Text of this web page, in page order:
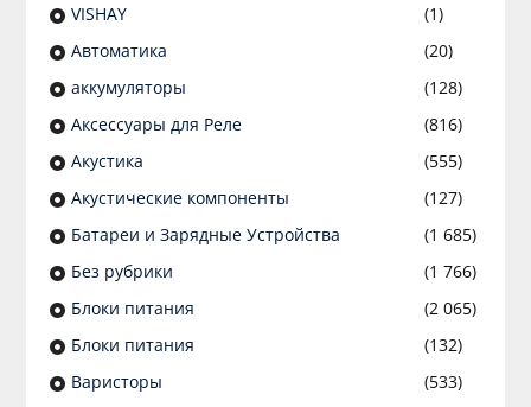
VISHAY
(1)
Автоматика
(20)
аккумуляторы
(128)
Аксессуары для Реле
(816)
Акустика
(555)
Акустические компоненты
(127)
Батареи и Зарядные Устройства
(1 685)
Без рубрики
(1 766)
Блоки питания
(2 065)
Блоки питания
(132)
Варисторы
(533)